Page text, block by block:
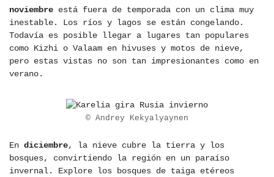
noviembre está fuera de temporada con un clima muy
inestable. Los ríos y lagos se están congelando.
Todavía es posible llegar a lugares tan populares
como Kizhi o Valaam en hivuses y motos de nieve,
pero estas vistas no son tan impresionantes como en
verano.
© Andrey Kekyalyaynen
En diciembre, la nieve cubre la tierra y los
bosques, convirtiendo la región en un paraíso
invernal. Explore los bosques de taiga etéreos